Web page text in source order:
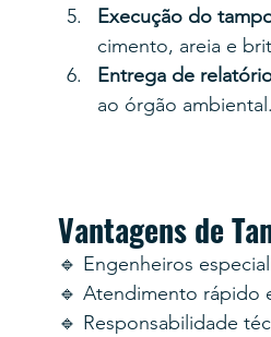
Execução do
cimento, areia e
Entrega de
ao órgão ambiental.
Vantagens de
🔹 Engenheiros
🔹 Atendimento rápido
🔹 Responsabilidade